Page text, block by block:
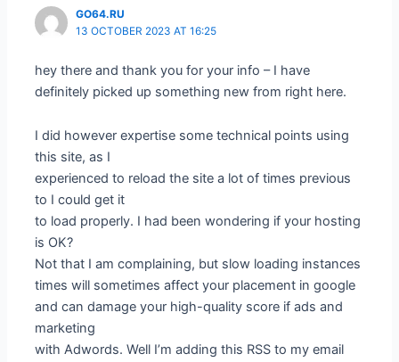
GO64.RU
13 OCTOBER 2023 AT 16:25
hey there and thank you for your info – I have
definitely picked up something new from right here.
I did however expertise some technical points using
this site, as I
experienced to reload the site a lot of times previous
to I could get it
to load properly. I had been wondering if your hosting
is OK?
Not that I am complaining, but slow loading instances
times will sometimes affect your placement in google
and can damage your high-quality score if ads and
marketing
with Adwords. Well I’m adding this RSS to my email